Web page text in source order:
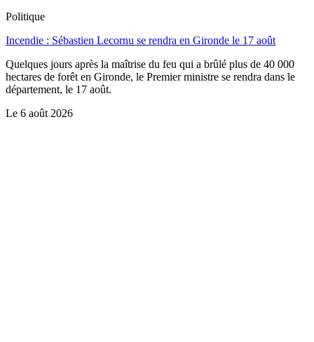
Politique
Incendie : Sébastien Lecornu se rendra en Gironde le 17 août
Quelques jours après la maîtrise du feu qui a brûlé plus de 40 000
hectares de forêt en Gironde, le Premier ministre se rendra dans le
département, le 17 août.
Le 6 août 2026